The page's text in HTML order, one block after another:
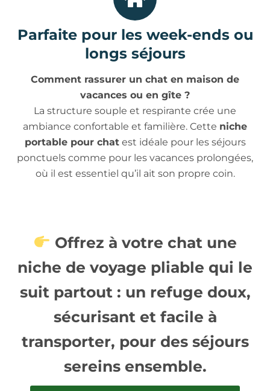
Parfaite pour les week-ends ou
longs séjours
Comment rassurer un chat en maison de
vacances ou en gîte ?
La structure souple et respirante crée une
ambiance confortable et familière. Cette niche
portable pour chatest idéale pour les séjours
ponctuels comme pour les vacances prolongées,
où il est essentiel qu’il ait son propre coin.
Offrez à votre chat une
niche de voyage pliable qui le
suit partout : un refuge doux,
sécurisant et facile à
transporter, pour des séjours
sereins ensemble.